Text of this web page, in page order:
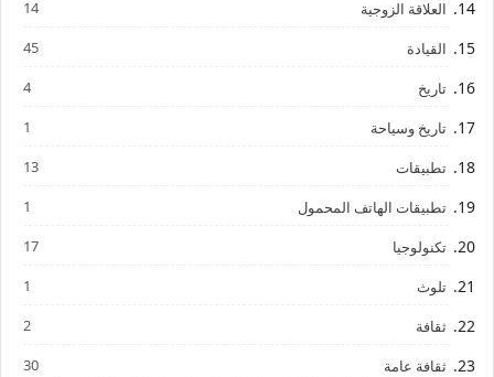
العلاقة الزوجية 14
القيادة 45
تاريخ 4
تاريخ وسياحة 1
تطبيقات 13
تطبيقات الهاتف المحمول 1
تكنولوجيا 17
تلوث 1
ثقافة 2
ثقافة عامة 30